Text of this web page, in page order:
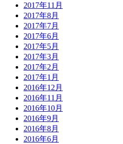
2017年11月
2017年8月
2017年7月
2017年6月
2017年5月
2017年3月
2017年2月
2017年1月
2016年12月
2016年11月
2016年10月
2016年9月
2016年8月
2016年6月